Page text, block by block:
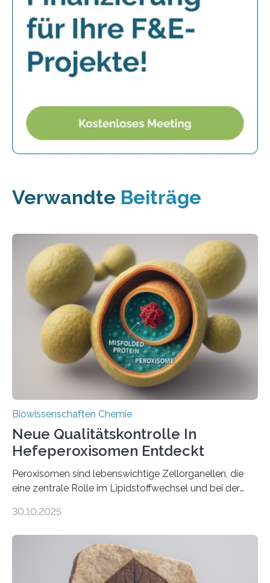
Verwandte Beiträge
Biowissenschaften Chemie
Neue Qualitätskontrolle In
Hefeperoxisomen Entdeckt
Peroxisomen sind lebenswichtige Zellorganellen, die
eine zentrale Rolle im Lipidstoffwechsel und bei der
erfüllen können, müssen zahlreiche Enzyme präzise in
der Ruhr-Universität Bochum um Prof. Dr. Ralf Erdmann
und Dr. Ismaila Francis Yusuf hat nun einen bislang
unbekannten Qualitätskontrollmechanismus des
30.10.2025